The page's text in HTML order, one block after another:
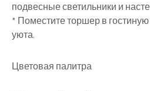
подвесные светильники и
* Поместите торшер в
уюта.
Цветовая палитра